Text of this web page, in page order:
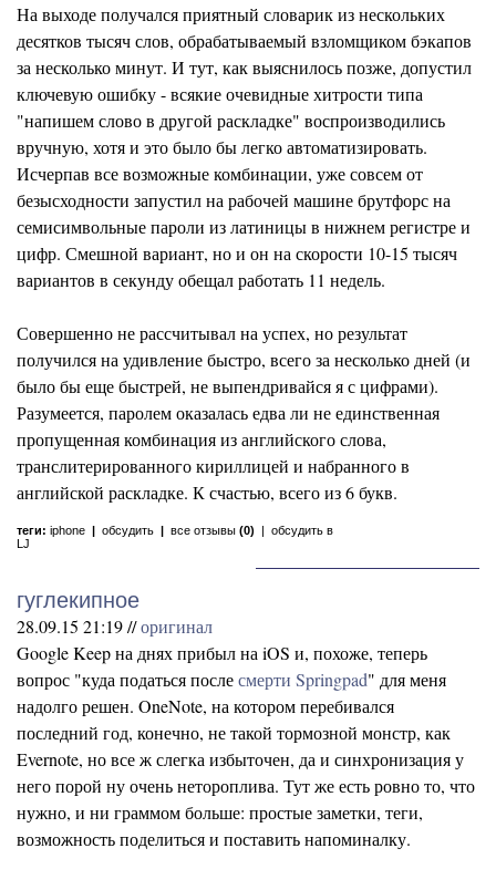
На выходе получался приятный словарик из нескольких
десятков тысяч слов, обрабатываемый взломщиком бэкапов
за несколько минут. И тут, как выяснилось позже, допустил
ключевую ошибку - всякие очевидные хитрости типа
"напишем слово в другой раскладке" воспроизводились
вручную, хотя и это было бы легко автоматизировать.
Исчерпав все возможные комбинации, уже совсем от
безысходности запустил на рабочей машине брутфорс на
семисимвольные пароли из латиницы в нижнем регистре и
цифр. Смешной вариант, но и он на скорости 10-15 тысяч
вариантов в секунду обещал работать 11 недель.
Совершенно не рассчитывал на успех, но результат
получился на удивление быстро, всего за несколько дней (и
было бы еще быстрей, не выпендривайся я с цифрами).
Разумеется, паролем оказалась едва ли не единственная
пропущенная комбинация из английского слова,
транслитерированного кириллицей и набранного в
английской раскладке. К счастью, всего из 6 букв.
теги: iphone | обсудить | все отзывы (0) | обсудить в
LJ
гуглекипное
28.09.15 21:19 //оригинал
Google Keep на днях прибыл на iOS и, похоже, теперь
вопрос "куда податься послесмерти Springpad" для меня
надолго решен. OneNote, на котором перебивался
последний год, конечно, не такой тормозной монстр, как
Evernote, но все ж слегка избыточен, да и синхронизация у
него порой ну очень нетороплива. Тут же есть ровно то, что
нужно, и ни граммом больше: простые заметки, теги,
возможность поделиться и поставить напоминалку.